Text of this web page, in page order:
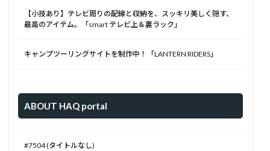
【小技あり】テレビ周りの配線と収納を、スッキリ美しく隠す、
最高のアイテム。「smart テレビ上＆裏ラック」
キャンプツーリングサイトを制作中！「LANTERN RIDERS」
ABOUT HAQ portal
#7504 (タイトルなし)